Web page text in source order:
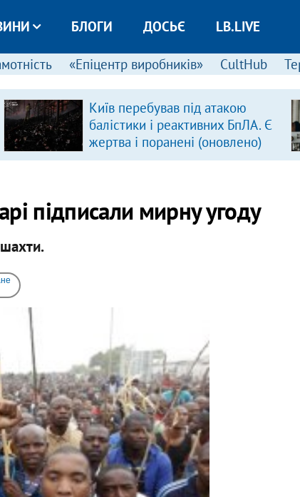
БЛОГИ ДОСЬЄ LB.LIVE
«Епіцентр виробників» CultHub
Київ перебував під атакою
балістики і реактивних БпЛА. Є
жертва і поранені (оновлено)
підписали мирну угоду